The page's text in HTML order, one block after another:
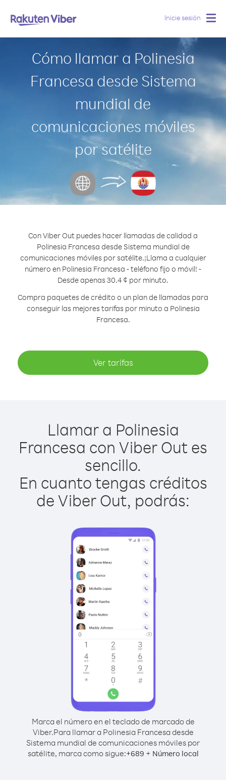
Inicie sesión
Cómo llamar a Polinesia
Francesa desde Sistema
mundial de
comunicaciones móviles
por satélite
Con Viber Out puedes hacer llamadas de calidad a
Polinesia Francesa desde Sistema mundial de
comunicaciones móviles por satélite.¡Llama a cualquier
número en Polinesia Francesa - teléfono fijo o móvil! -
Desde apenas 30.4 ¢ por minuto.
Compra paquetes de crédito o un plan de llamadas para
conseguir las mejores tarifas por minuto a Polinesia
Francesa.
Ver tarifas
Llamar a Polinesia
Francesa con Viber Out es
sencillo.
En cuanto tengas créditos
de Viber Out, podrás:
Marca el número en el teclado de marcado de
Viber.Para llamar a Polinesia Francesa desde
Sistema mundial de comunicaciones móviles por
satélite, marca como sigue:+689 + Número local